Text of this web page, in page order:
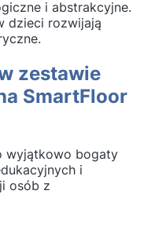
i abstrakcyjne.
dzieci rozwijają
zestawie
SmartFloor
wyjątkowo bogaty
i
osób z